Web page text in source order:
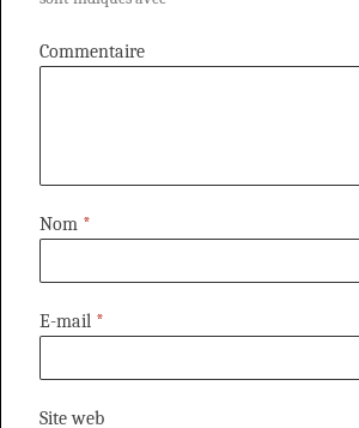
Commentaire
Nom *
E-mail *
Site web